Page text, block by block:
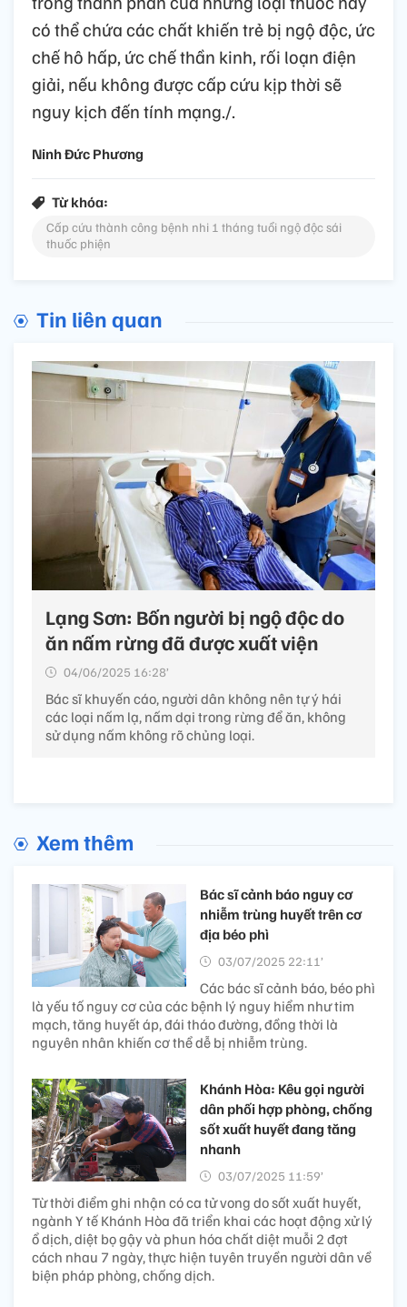
có thể chứa các chất khiến trẻ bị ngộ độc, ức
chế hô hấp, ức chế thần kinh, rối loạn điện
giải, nếu không được cấp cứu kịp thời sẽ
nguy kịch đến tính mạng./.
Ninh Đức Phương
Từ khóa:
Cấp cứu thành công bệnh nhi 1 tháng tuổi ngộ độc sái
thuốc phiện
Tin liên quan
Lạng Sơn: Bốn người bị ngộ độc do
ăn nấm rừng đã được xuất viện
04/06/2025 16:28’
Bác sĩ khuyến cáo, người dân không nên tự ý hái
các loại nấm lạ, nấm dại trong rừng để ăn, không
sử dụng nấm không rõ chủng loại.
Xem thêm
Bác sĩ cảnh báo nguy cơ
nhiễm trùng huyết trên cơ
địa béo phì
03/07/2025 22:11’
Các bác sĩ cảnh báo, béo phì
là yếu tố nguy cơ của các bệnh lý nguy hiểm như tim
mạch, tăng huyết áp, đái tháo đường, đồng thời là
nguyên nhân khiến cơ thể dễ bị nhiễm trùng.
Khánh Hòa: Kêu gọi người
dân phối hợp phòng, chống
sốt xuất huyết đang tăng
nhanh
03/07/2025 11:59’
Từ thời điểm ghi nhận có ca tử vong do sốt xuất huyết,
ngành Y tế Khánh Hòa đã triển khai các hoạt động xử lý
ổ dịch, diệt bọ gậy và phun hóa chất diệt muỗi 2 đợt
cách nhau 7 ngày, thực hiện tuyên truyền người dân về
biện pháp phòng, chống dịch.